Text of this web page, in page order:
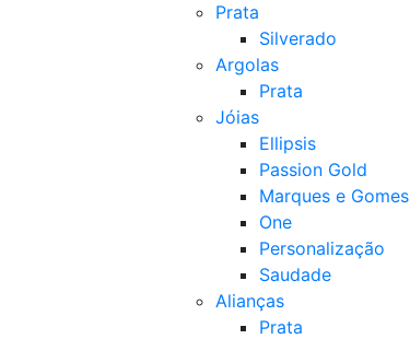
Prata
Silverado
Argolas
Prata
Jóias
Ellipsis
Passion Gold
Marques e Gomes
One
Personalização
Saudade
Alianças
Prata